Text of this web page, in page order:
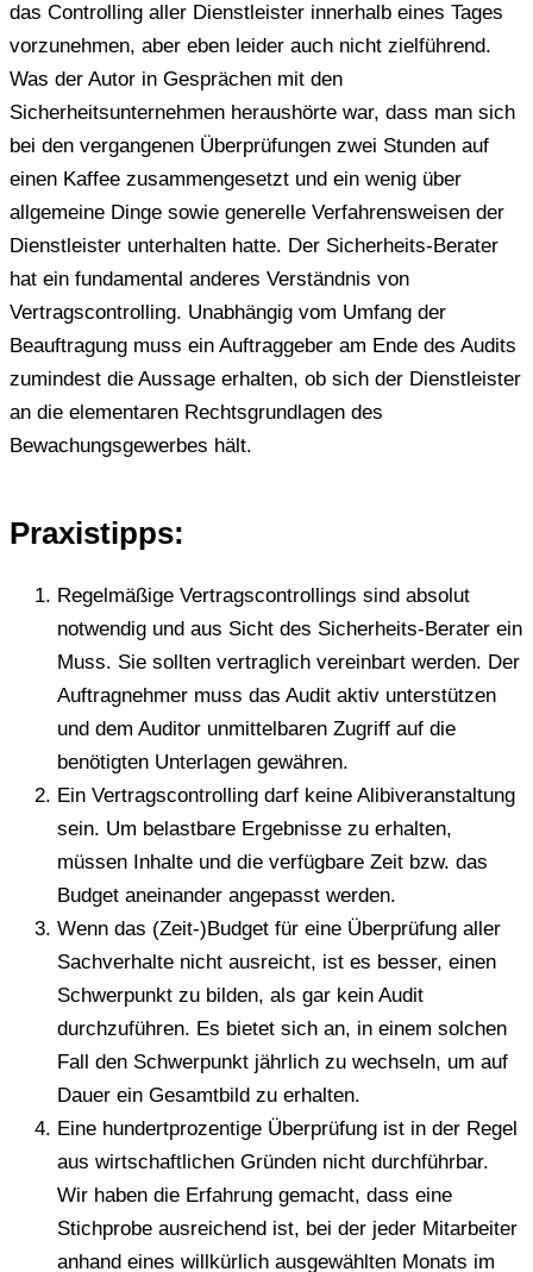
das Controlling aller Dienstleister innerhalb eines Tages
vorzunehmen, aber eben leider auch nicht zielführend.
Was der Autor in Gesprächen mit den
Sicherheitsunternehmen heraushörte war, dass man sich
bei den vergangenen Überprüfungen zwei Stunden auf
einen Kaffee zusammengesetzt und ein wenig über
allgemeine Dinge sowie generelle Verfahrensweisen der
Dienstleister unterhalten hatte. Der Sicherheits-Berater
hat ein fundamental anderes Verständnis von
Vertragscontrolling. Unabhängig vom Umfang der
Beauftragung muss ein Auftraggeber am Ende des Audits
zumindest die Aussage erhalten, ob sich der Dienstleister
an die elementaren Rechtsgrundlagen des
Bewachungsgewerbes hält.
Praxistipps:
Regelmäßige Vertragscontrollings sind absolut
notwendig und aus Sicht des Sicherheits-Berater ein
Muss. Sie sollten vertraglich vereinbart werden. Der
Auftragnehmer muss das Audit aktiv unterstützen
und dem Auditor unmittelbaren Zugriff auf die
benötigten Unterlagen gewähren.
Ein Vertragscontrolling darf keine Alibiveranstaltung
sein. Um belastbare Ergebnisse zu erhalten,
müssen Inhalte und die verfügbare Zeit bzw. das
Budget aneinander angepasst werden.
Wenn das (Zeit-)Budget für eine Überprüfung aller
Sachverhalte nicht ausreicht, ist es besser, einen
Schwerpunkt zu bilden, als gar kein Audit
durchzuführen. Es bietet sich an, in einem solchen
Fall den Schwerpunkt jährlich zu wechseln, um auf
Dauer ein Gesamtbild zu erhalten.
Eine hundertprozentige Überprüfung ist in der Regel
aus wirtschaftlichen Gründen nicht durchführbar.
Wir haben die Erfahrung gemacht, dass eine
Stichprobe ausreichend ist, bei der jeder Mitarbeiter
anhand eines willkürlich ausgewählten Monats im